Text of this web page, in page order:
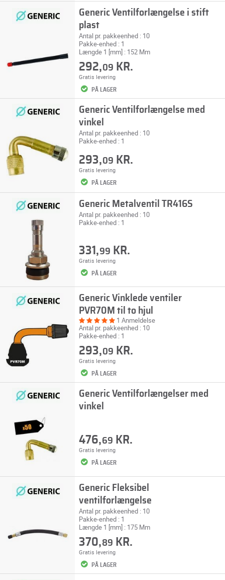
Generic Ventilforlængelse i stift
plast
Antal pr. pakkeenhed : 10
Pakke-enhed : 1
Længde 1 [mm] : 152 Mm
292,09 KR.
Gratis levering
PÅ LAGER
Generic Ventilforlængelse med
vinkel
Antal pr. pakkeenhed : 10
Pakke-enhed : 1
293,09 KR.
Gratis levering
PÅ LAGER
Generic Metalventil TR416S
Antal pr. pakkeenhed : 10
Pakke-enhed : 1
331,99 KR.
Gratis levering
PÅ LAGER
Generic Vinklede ventiler
PVR70M til to hjul
1 Anmeldelse
Antal pr. pakkeenhed : 10
Pakke-enhed : 1
293,09 KR.
Gratis levering
PÅ LAGER
Generic Ventilforlængelser med
vinkel
476,69 KR.
Gratis levering
PÅ LAGER
Generic Fleksibel
ventilforlængelse
Antal pr. pakkeenhed : 10
Pakke-enhed : 1
Længde 1 [mm] : 175 Mm
370,89 KR.
Gratis levering
PÅ LAGER